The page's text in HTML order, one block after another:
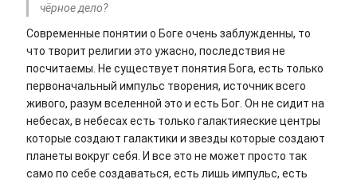
чёрное дело?
Современные понятии о Боге очень заблужденны, то
что творит религии это ужасно, последствия не
посчитаемы. Не существует понятия Бога, есть только
первоначальный импульс творения, источник всего
живого, разум вселенной это и есть Бог. Он не сидит на
небесах, в небесах есть только галактияеские центры
которые создают галактики и звезды которые создают
планеты вокруг себя. И все это не может просто так
само по себе создаваться, есть лишь импульс, есть